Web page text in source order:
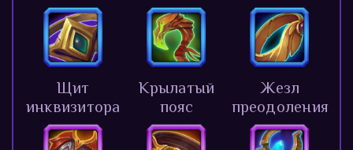
Щит
инквизитора
Крылатый
пояс
Жезл
преодоления